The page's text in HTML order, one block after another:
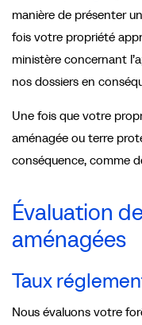
manière de présenter
fois votre propriété
ministère concernant
nos dossiers en
Une fois que votre
aménagée ou terre
conséquence, comme
Évaluation
aménagées
Taux
Nous évaluons votre